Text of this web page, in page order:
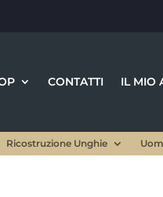
CONTATTI IL MIO
Ricostruzione Unghie